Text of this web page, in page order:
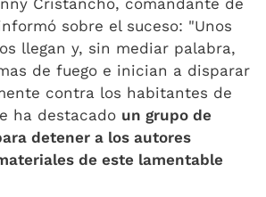
Cristancho, comandante de
sobre el suceso: "Unos
llegan y, sin mediar palabra,
de fuego e inician a disparar
contra los habitantes de
ha destacado un grupo de
detener a los autores
de este lamentable